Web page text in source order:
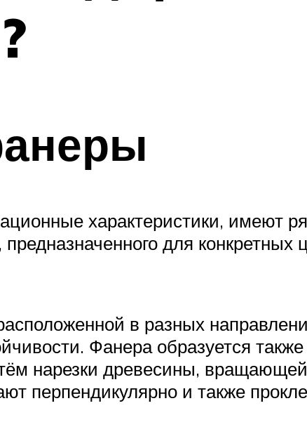
характеристики, имеют
для конкретных
в разных
Фанера образуется
нарезки древесины,
перпендикулярно и также